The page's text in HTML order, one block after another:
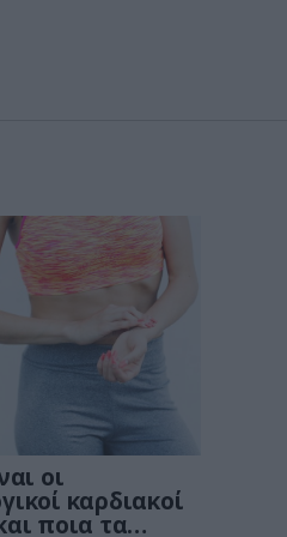
οι
καρδιακοί
ποια τα